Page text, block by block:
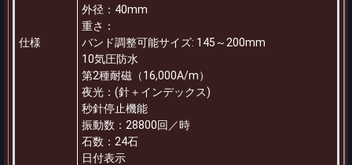
仕様
外径：40mm
重さ：
バンド調整可能サイズ: 145～200mm
10気圧防水
第2種耐磁（16,000A/m）
夜光：(針＋インデックス)
秒針停止機能
振動数：28800回／時
石数：24石
日付表示